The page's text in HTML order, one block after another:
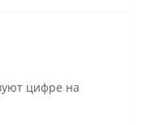
цифре на